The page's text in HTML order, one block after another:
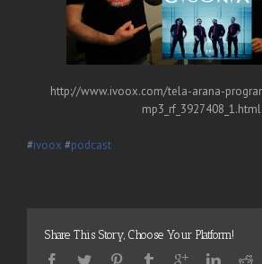
http://www.ivoox.com/tela-arana-
mp3_rf_3927408_1.html
‪#‎ivoox‬ ‪#‎podcast‬
Share This Story, Choose Your Platform!